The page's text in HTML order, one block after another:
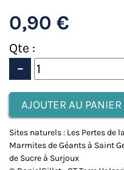
0,90 €
Qte :
-
Sites naturels : Les Pertes de
Marmites de Géants à Saint
de Sucre à Surjoux